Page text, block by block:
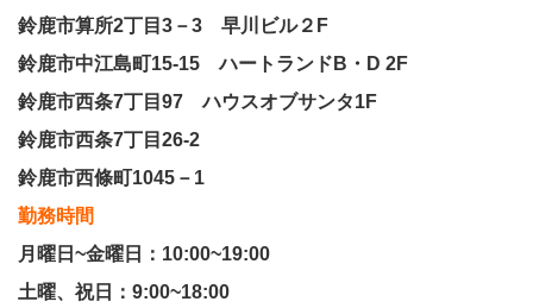
鈴鹿市算所2丁目3－3 早川ビル２F
鈴鹿市中江島町15-15 ハートランドB・D 2F
鈴鹿市西条7丁目97 ハウスオブサンタ1F
鈴鹿市西条7丁目26-2
鈴鹿市西條町1045－1
勤務時間
月曜日~金曜日：10:00~19:00
土曜、祝日：9:00~18:00